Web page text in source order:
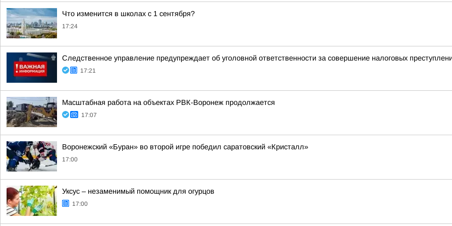
Что изменится в школах с 1 сентября?
17:24
Следственное управление предупреждает об уголовной ответственности за совершение налоговых
17:21
Масштабная работа на объектах РВК-Воронеж продолжается
17:07
Воронежский «Буран» во второй игре победил саратовский «Кристалл»
17:00
Уксус – незаменимый помощник для огурцов
17:00